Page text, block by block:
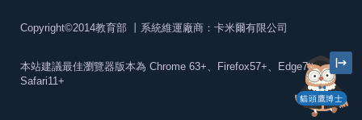
貓頭鷹博士
Copyright©2014教育部 丨系統維運廠商：卡米爾有限公司
本站建議最佳瀏覽器版本為 Chrome 63+、Firefox57+、Edge79+及
Safari11+